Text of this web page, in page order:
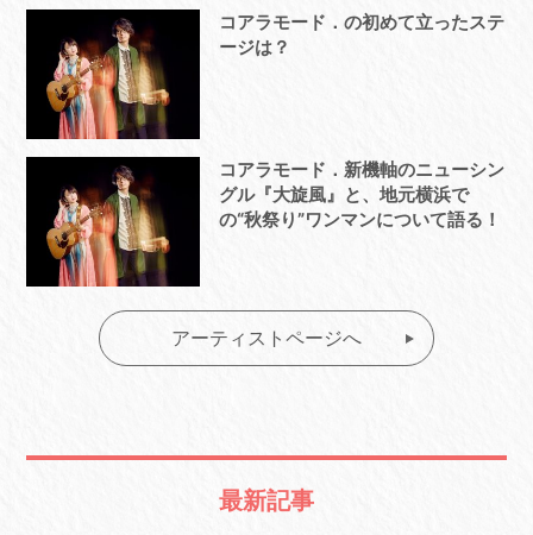
コアラモード．の初めて立ったステ
ージは？
コアラモード．新機軸のニューシン
グル『大旋風』と、地元横浜で
の“秋祭り”ワンマンについて語る！
アーティストページへ
最新記事